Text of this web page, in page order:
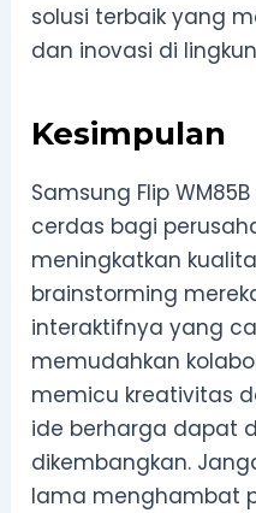
solusi terbaik yang
dan inovasi di
Kesimpulan
Samsung Flip
cerdas bagi
meningkatkan
brainstorming
interaktifnya yang
memudahkan
memicu kreativitas
ide berharga dapat
dikembangkan.
lama menghambat